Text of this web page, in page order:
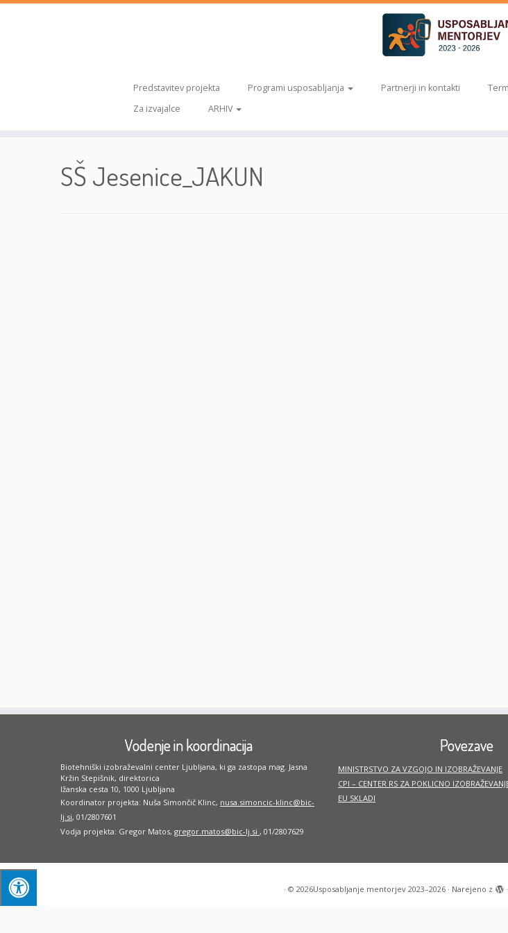
Predstavitev projekta Programi usposabljanja Partnerji in kontakti
Za izvajalce
ARHIV
SŠ Jesenice_JAKUN
Vodenje in koordinacija
Biotehniški izobraževalni center Ljubljana, ki ga zastopa mag. Jasna
Kržin Stepišnik, direktorica
Ižanska cesta 10, 1000 Ljubljana
Koordinator projekta: Nuša Simončič Klinc, nusa.simoncic-klinc@bic-
lj.si, 01/2807601
Vodja projekta: Gregor Matos, gregor.matos@bic-lj.si , 01/2807629
Povezave
MINISTRSTVO ZA VZGOJO IN IZOBRAŽEVANJE
CPI – CENTER RS ZA POKLICNO
EU SKLADI
· © 2026Usposabljanje mentorjev 2023–2026· Narejeno z ·